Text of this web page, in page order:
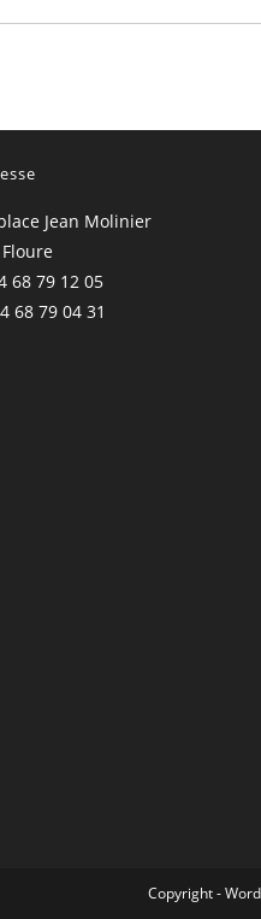
Jean Molinier
68 79 12 05
68 79 04 31
Copyright -